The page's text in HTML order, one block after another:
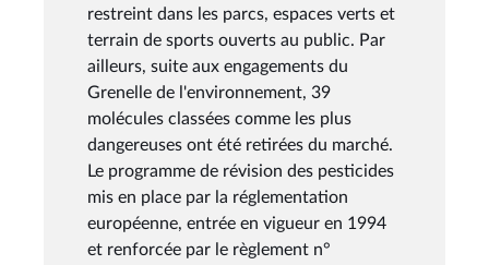
restreint dans les parcs, espaces verts et
terrain de sports ouverts au public. Par
ailleurs, suite aux engagements du
Grenelle de l'environnement, 39
molécules classées comme les plus
dangereuses ont été retirées du marché.
Le programme de révision des pesticides
mis en place par la réglementation
européenne, entrée en vigueur en 1994
et renforcée par le règlement n°